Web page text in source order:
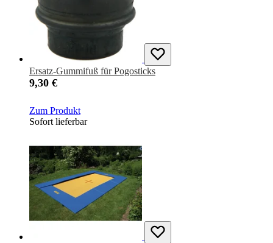
Ersatz-Gummifuß für Pogosticks
9,30 €
Zum Produkt
Sofort lieferbar